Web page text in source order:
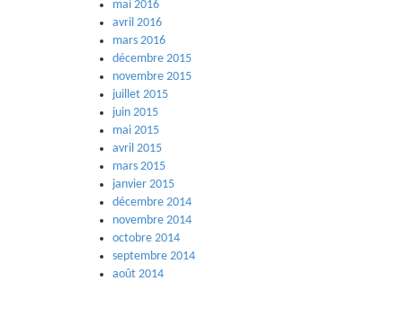
mai 2016
avril 2016
mars 2016
décembre 2015
novembre 2015
juillet 2015
juin 2015
mai 2015
avril 2015
mars 2015
janvier 2015
décembre 2014
novembre 2014
octobre 2014
septembre 2014
août 2014